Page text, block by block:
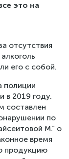
это на
отсутствия
его с собой.
полиции
в 2019 году.
составлен
по
М.” о
время
продукцию